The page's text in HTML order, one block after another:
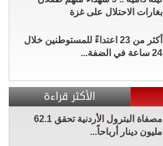
بغارات الاحتلال على غزة
أكثر من 23 اعتداءً للمستوطنين خلال
24 ساعة في الضفة...
الأكثر قراءة
مصفاة البترول الأردنية تحقق 62.1
مليون دينار أرباحاً...